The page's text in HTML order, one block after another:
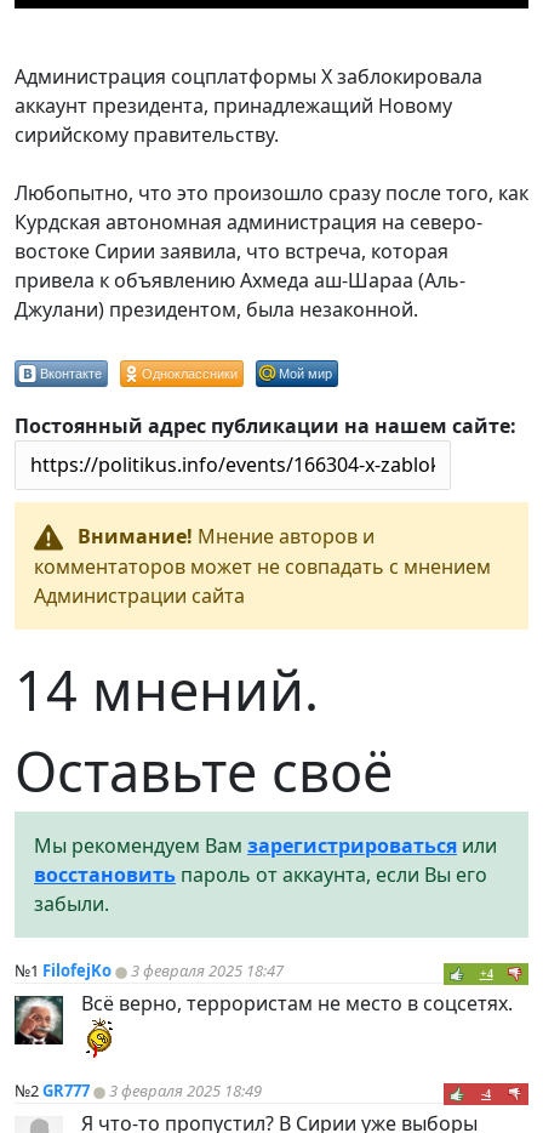
Администрация соцплатформы X заблокировала
аккаунт президента, принадлежащий Новому
сирийскому правительству.
Любопытно, что это произошло сразу после того, как
Курдская автономная администрация на северо-
востоке Сирии заявила, что встреча, которая
привела к объявлению Ахмеда аш-Шараа (Аль-
Джулани) президентом, была незаконной.
Вконтакте Одноклассники Мой мир
Постоянный адрес публикации на нашем сайте:
Внимание! Мнение авторов и
комментаторов может не совпадать с мнением
Администрации сайта
14 мнений.
Оставьте своё
Мы рекомендуем Вам зарегистрироваться или
восстановить пароль от аккаунта, если Вы его
забыли.
№1 FilofejKo 3 февраля 2025 18:47 +4
Всё верно, террористам не место в соцсетях.
№2GR777 3 февраля 2025 18:49 -4
Я что-то пропустил? В Сирии уже выборы